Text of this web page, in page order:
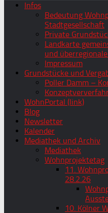
Infos
Bedeutung
Stadtgesellschaft
Private
Landkarte
und
Impressum
Grundstücke und
Poller Damm –
WohnPortal (link)
Blog
Newsletter
Kalender
Mediathek und Archiv
Mediathek
Wohnprojektetag
11.
28.2.26
10. Kölner